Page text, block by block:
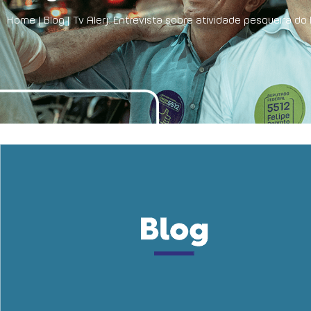
Home|Blog|Tv Alerj: Entrevista sobre atividade pesqueira do